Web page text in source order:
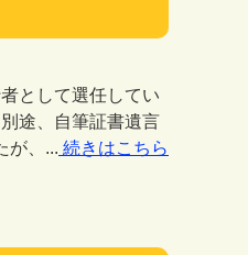
として選任してい
途、自筆証書遺言
が、... 続きはこちら